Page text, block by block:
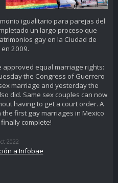
igualitario para parejas del
un largo proceso que
gay en la Ciudad de
2009.
approved equal marriage rights:
the Congress of Guerrero
marriage and yesterday the
did. Same sex couples can now
having to get a court order. A
first gay marriages in Mexico
complete!
2022
a Infobae